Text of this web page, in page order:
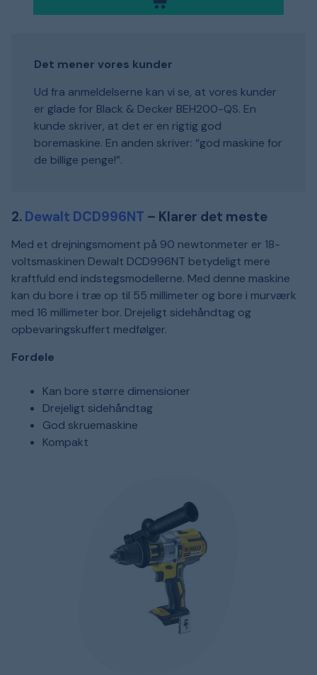
Det mener vores kunder
Ud fra anmeldelserne kan vi se, at vores kunder
er glade for Black & Decker BEH200-QS. En
kunde skriver, at det er en rigtig god
boremaskine. En anden skriver: “god maskine for
de billige penge!”.
2. Dewalt DCD996NT – Klarer det meste
Med et drejningsmoment på 90 newtonmeter er 18-
voltsmaskinen Dewalt DCD996NT betydeligt mere
kraftfuld end indstegsmodellerne. Med denne maskine
kan du bore i træ op til 55 millimeter og bore i murværk
med 16 millimeter bor. Drejeligt sidehåndtag og
opbevaringskuffert medfølger.
Fordele
Kan bore større dimensioner
Drejeligt sidehåndtag
God skruemaskine
Kompakt